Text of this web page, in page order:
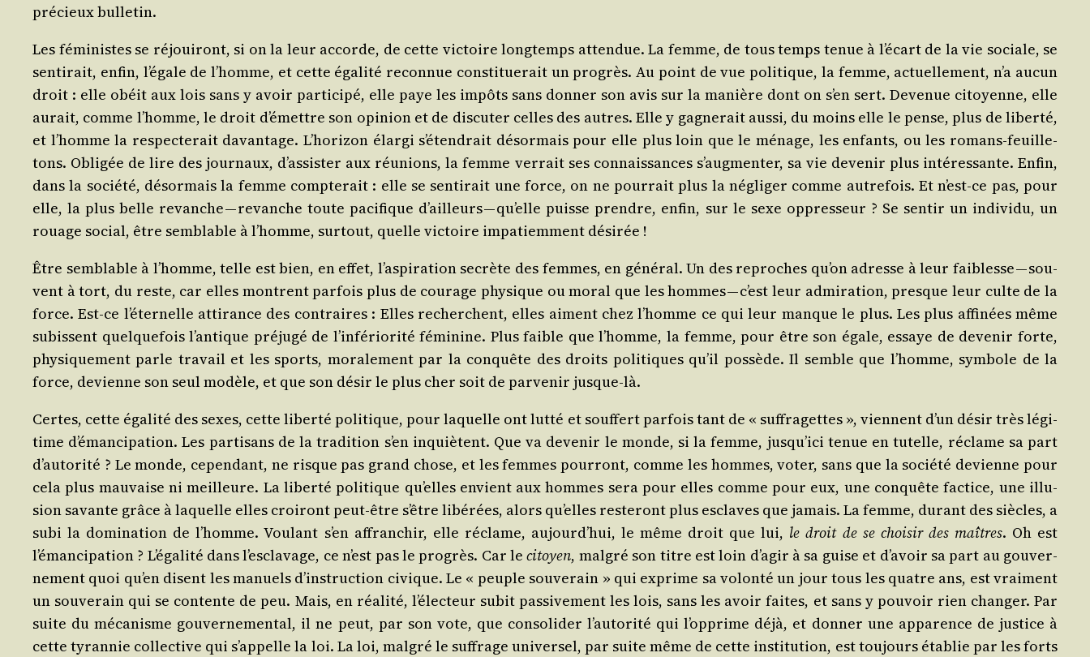
pré­cieux bulletin.
Les fémi­nistes se réjoui­ront, si on la leur accorde, de cette vic­toire long­temps atten­due. La femme, de tous temps tenue à l’écart de la vie sociale, se
sen­ti­rait, enfin, l’égale de l’homme, et cette éga­li­té recon­nue consti­tue­rait un pro­grès. Au point de vue poli­tique, la femme, actuel­le­ment, n’a aucun
droit : elle obéit aux lois sans y avoir par­ti­ci­pé, elle paye les impôts sans don­ner son avis sur la manière dont on s’en sert. Deve­nue citoyenne, elle
aurait, comme l’homme, le droit d’émettre son opi­nion et de dis­cu­ter celles des autres. Elle y gagne­rait aus­si, du moins elle le pense, plus de liber­té,
et l’homme la res­pec­te­rait davan­tage. L’horizon élar­gi s’étendrait désor­mais pour elle plus loin que le ménage, les enfants, ou les romans-feuille­
tons. Obli­gée de lire des jour­naux, d’assister aux réunions, la femme ver­rait ses connais­sances s’augmenter, sa vie deve­nir plus inté­res­sante. Enfin,
dans la socié­té, désor­mais la femme comp­te­rait : elle se sen­ti­rait une force, on ne pour­rait plus la négli­ger comme autre­fois. Et n’est-ce pas, pour
elle, la plus belle revanche — revanche toute paci­fique d’ailleurs — qu’elle puisse prendre, enfin, sur le sexe oppres­seur ? Se sen­tir un indi­vi­du, un
rouage social, être sem­blable à l’homme, sur­tout, quelle vic­toire impa­tiem­ment désirée !
Être sem­blable à l’homme, telle est bien, en effet, l’aspiration secrète des femmes, en géné­ral. Un des reproches qu’on adresse à leur fai­blesse — sou­
vent à tort, du reste, car elles montrent par­fois plus de cou­rage phy­sique ou moral que les hommes — c’est leur admi­ra­tion, presque leur culte de la
force. Est-ce l’éternelle atti­rance des contraires : Elles recherchent, elles aiment chez l’homme ce qui leur manque le plus. Les plus affi­nées même
subissent quel­que­fois l’antique pré­ju­gé de l’infériorité fémi­nine. Plus faible que l’homme, la femme, pour être son égale, essaye de deve­nir forte,
phy­si­que­ment parle tra­vail et les sports, mora­le­ment par la conquête des droits poli­tiques qu’il pos­sède. Il semble que l’homme, sym­bole de la
force, devienne son seul modèle, et que son désir le plus cher soit de par­ve­nir jusque-là.
Certes, cette éga­li­té des sexes, cette liber­té poli­tique, pour laquelle ont lut­té et souf­fert par­fois tant de « suf­fra­gettes », viennent d’un désir très légi­
time d’émancipation. Les par­ti­sans de la tra­di­tion s’en inquiètent. Que va deve­nir le monde, si la femme, jusqu’ici tenue en tutelle, réclame sa part
d’autorité ? Le monde, cepen­dant, ne risque pas grand chose, et les femmes pour­ront, comme les hommes, voter, sans que la socié­té devienne pour
cela plus mau­vaise ni meilleure. La liber­té poli­tique qu’elles envient aux hommes sera pour elles comme pour eux, une conquête fac­tice, une illu­
sion savante grâce à laquelle elles croi­ront peut-être s’être libé­rées, alors qu’elles res­te­ront plus esclaves que jamais. La femme, durant des siècles, a
subi la domi­na­tion de l’homme. Vou­lant s’en affran­chir, elle réclame, aujourd’hui, le même droit que lui, le droit de se choi­sir des maîtres. Oh est
l’émancipation ? L’égalité dans l’esclavage, ce n’est pas le pro­grès. Car lecitoyen, mal­gré son titre est loin d’agir à sa guise et d’avoir sa part au gou­ver­
ne­ment quoi qu’en disent les manuels d’instruction civique. Le « peuple sou­ve­rain » qui exprime sa volon­té un jour tous les quatre ans, est vrai­ment
un sou­ve­rain qui se contente de peu. Mais, en réa­li­té, l’électeur subit pas­si­ve­ment les lois, sans les avoir faites, et sans y pou­voir rien chan­ger. Par
suite du méca­nisme gou­ver­ne­men­tal, il ne peut, par son vote, que conso­li­der l’autorité qui l’opprime déjà, et don­ner une appa­rence de jus­tice à
cette tyran­nie col­lec­tive qui s’appelle la loi. La loi, mal­gré le suf­frage uni­ver­sel, par suite même de cette ins­ti­tu­tion, est tou­jours éta­blie par les forts